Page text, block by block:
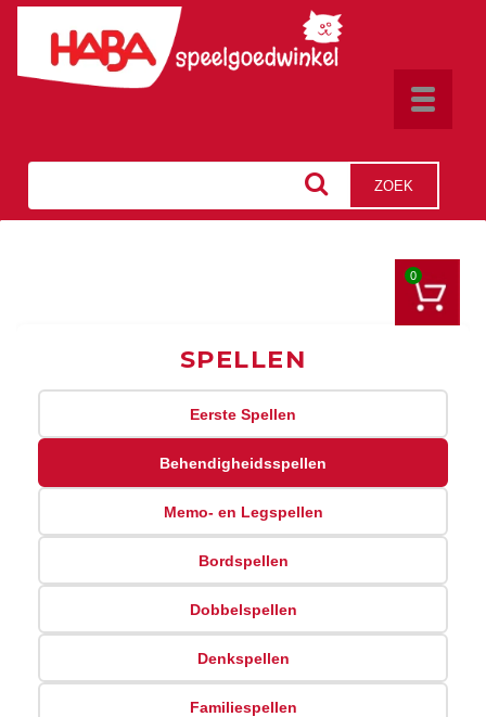
Toggle
ZOEK
0
SPELLEN
Eerste Spellen
Behendigheidsspellen
Memo- en Legspellen
Bordspellen
Dobbelspellen
Denkspellen
Familiespellen